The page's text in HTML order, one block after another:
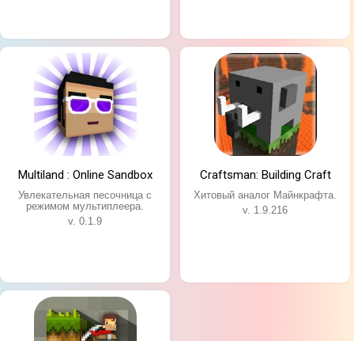
Multiland : Online Sandbox
Увлекательная песочница с
режимом мультиплеера.
v. 0.1.9
Craftsman: Building Craft
Хитовый аналог Майнкрафта.
v. 1.9.216